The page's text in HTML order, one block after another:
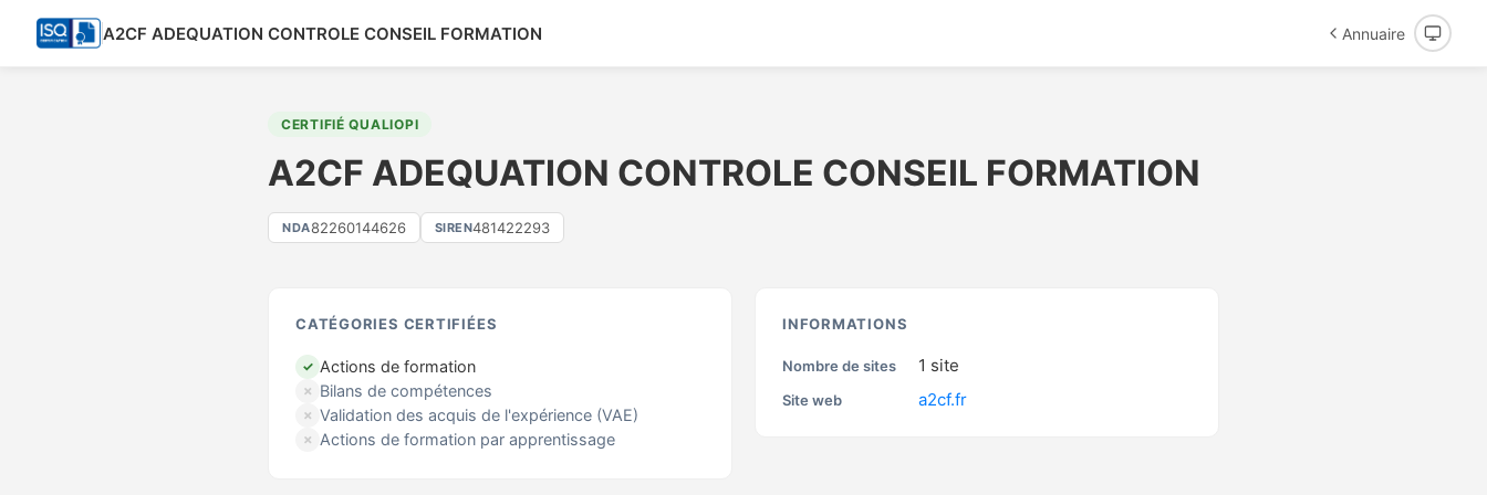
A2CF ADEQUATION CONTROLE CONSEIL FORMATION Annuaire
CERTIFIÉ QUALIOPI
A2CF ADEQUATION CONTROLE CONSEIL FORMATION
NDA82260144626 SIREN481422293
CATÉGORIES CERTIFIÉES
✓ Actions de formation
✗ Bilans de compétences
✗ Validation des acquis de l'expérience (VAE)
✗ Actions de formation par apprentissage
INFORMATIONS
Nombre de sites 1 site
Site web a2cf.fr